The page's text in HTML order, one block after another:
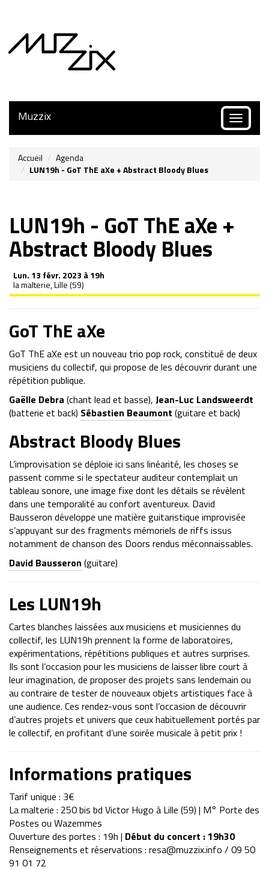
Toggle
Muzzix
Accueil
Agenda
LUN19h - GoT ThE aXe + Abstract Bloody Blues
LUN19h - GoT ThE aXe +
Abstract Bloody Blues
Lun. 13 févr. 2023 à 19h
la malterie, Lille (59)
GoT ThE aXe
GoT ThE aXe est un nouveau trio pop rock, constitué de deux
musiciens du collectif, qui propose de les découvrir durant une
répétition publique.
Gaëlle Debra (chant lead et basse), Jean-Luc Landsweerdt
(batterie et back) Sébastien Beaumont (guitare et back)
Abstract Bloody Blues
L’improvisation se déploie ici sans linéarité, les choses se
passent comme si le spectateur auditeur contemplait un
tableau sonore, une image fixe dont les détails se révèlent
dans une temporalité au confort aventureux. David
Bausseron développe une matière guitaristique improvisée
s’appuyant sur des fragments mémoriels de riffs issus
notamment de chanson des Doors rendus méconnaissables.
David Bausseron (guitare)
Les LUN19h
Cartes blanches laissées aux musiciens et musiciennes du
collectif, les LUN19h prennent la forme de laboratoires,
expérimentations, répétitions publiques et autres surprises.
Ils sont l’occasion pour les musiciens de laisser libre court à
leur imagination, de proposer des projets sans lendemain ou
au contraire de tester de nouveaux objets artistiques face à
une audience. Ces rendez-vous sont l’occasion de découvrir
d’autres projets et univers que ceux habituellement portés par
le collectif, en profitant d’une soirée musicale à petit prix !
Informations pratiques
Tarif unique : 3€
La malterie : 250 bis bd Victor Hugo à Lille (59) | M° Porte des
Postes ou Wazemmes
Ouverture des portes : 19h | Début du concert : 19h30
Renseignements et réservations : resa@muzzix.info / 09 50
91 01 72